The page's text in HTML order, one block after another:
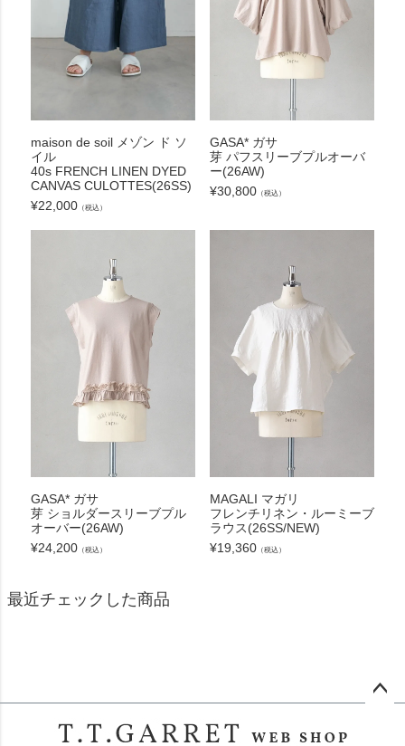
maison de soil メゾン ド ソ
イル
40s FRENCH LINEN DYED
CANVAS CULOTTES(26SS)
¥22,000（税込）
GASA* ガサ
芽 パフスリーブプルオーバ
ー(26AW)
¥30,800 （税込）
GASA* ガサ
芽 ショルダースリーブプル
オーバー(26AW)
¥24,200（税込）
MAGALI マガリ
フレンチリネン・ルーミーブ
ラウス(26SS/NEW)
¥19,360 （税込）
最近チェックした商品